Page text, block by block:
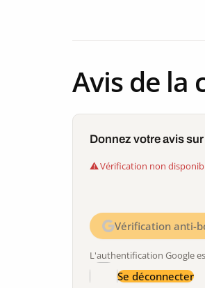
Avis de la
Donnez votre avis
Vérification non
Vérification anti-
L'authentification Google
Se déconnecter